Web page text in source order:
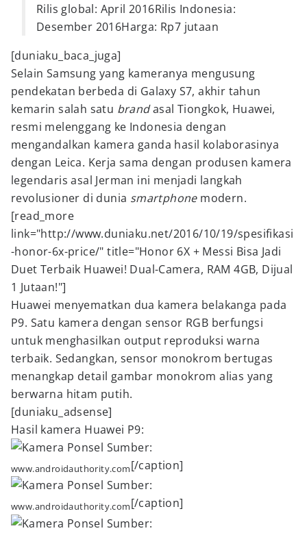
Rilis global: April 2016Rilis Indonesia:
Desember 2016Harga: Rp7 jutaan
[duniaku_baca_juga]
Selain Samsung yang kameranya mengusung
pendekatan berbeda di Galaxy S7, akhir tahun
kemarin salah satu brandasal Tiongkok, Huawei,
resmi melenggang ke Indonesia dengan
mengandalkan kamera ganda hasil kolaborasinya
dengan Leica. Kerja sama dengan produsen kamera
legendaris asal Jerman ini menjadi langkah
revolusioner di dunia smartphonemodern.
[read_more
link="http://www.duniaku.net/2016/10/19/spesifikasi
-honor-6x-price/" title="Honor 6X + Messi Bisa Jadi
Duet Terbaik Huawei! Dual-Camera, RAM 4GB, Dijual
1 Jutaan!"]
Huawei menyematkan dua kamera belakanga pada
P9. Satu kamera dengan sensor RGB berfungsi
untuk menghasilkan output reproduksi warna
terbaik. Sedangkan, sensor monokrom bertugas
menangkap detail gambar monokrom alias yang
berwarna hitam putih.
[duniaku_adsense]
Hasil kamera Huawei P9:
Sumber:
www.androidauthority.com[/caption]
Sumber:
www.androidauthority.com[/caption]
Sumber: